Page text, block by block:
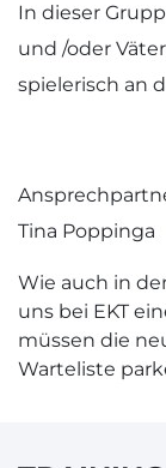
In dieser
und /oder
spielerisch an
Tina Poppinga
Wie auch in
uns bei EKT
müssen die
Warteliste